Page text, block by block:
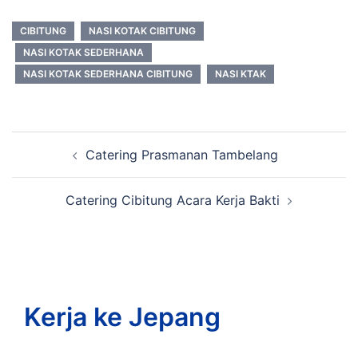
CIBITUNG
NASI KOTAK CIBITUNG
NASI KOTAK SEDERHANA
NASI KOTAK SEDERHANA CIBITUNG
NASI KTAK
navigationCatering Prasmanan Tambelang
Catering Cibitung Acara Kerja Bakti
Kerja ke Jepang